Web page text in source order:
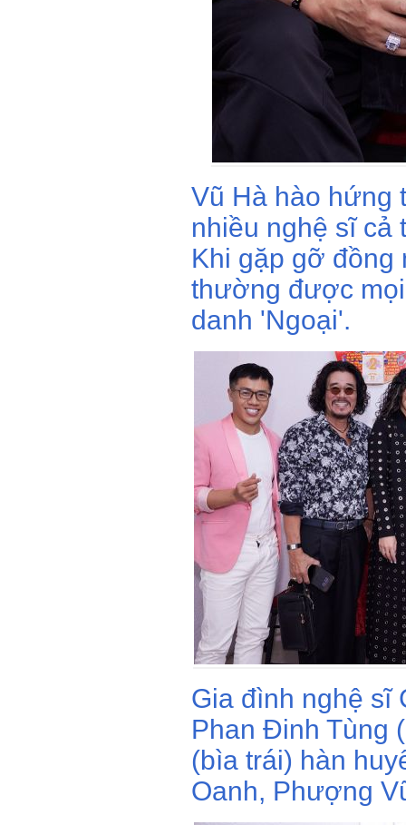
Vũ Hà hào hứng
nhiều nghệ sĩ cả
Khi gặp gỡ đồng
thường được
danh 'Ngoại'.
Gia đình nghệ sĩ
Phan Đinh Tùng
(bìa trái) hàn
Oanh, Phượng